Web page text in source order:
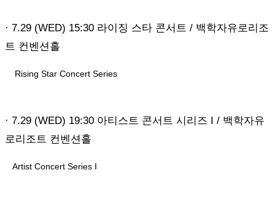
· 7.29 (WED) 15:30 라이징 스타 콘서트 / 백학자유로리조
트 컨벤션홀
Rising Star Concert Series
· 7.29 (WED) 19:30 아티스트 콘서트 시리즈 I / 백학자유
로리조트 컨벤션홀
Artist Concert Series I